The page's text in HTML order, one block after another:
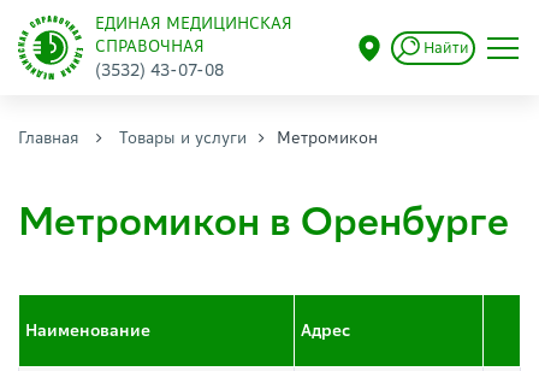
ЕДИНАЯ МЕДИЦИНСКАЯ
СПРАВОЧНАЯ
(3532) 43-07-08
Найти
Главная Товары и услуги Метромикон
Метромикон в Оренбурге
Наименование Адрес